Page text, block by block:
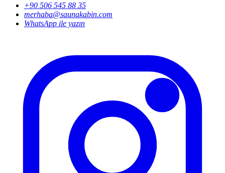
+90 506 545 88 35
merhaba@saunakabin.com
WhatsApp ile yazın